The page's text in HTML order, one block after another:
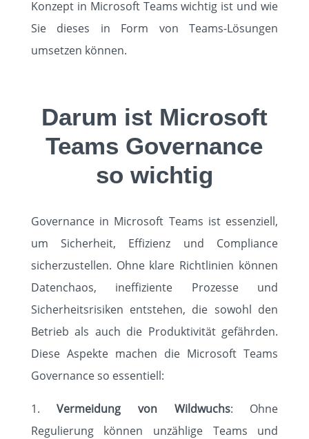
SOLUTIONS
ABOUT
KUNDEN
EVENTS
KARRIERE
KNOWLEDGE
Konzept in Microsoft Teams wichtig ist und wie
Sie dieses in Form von Teams-Lösungen
umsetzen können.
Darum ist Microsoft
Teams Governance
so wichtig
Governance in Microsoft Teams ist essenziell,
um Sicherheit, Effizienz und Compliance
sicherzustellen. Ohne klare Richtlinien können
Datenchaos, ineffiziente Prozesse und
Sicherheitsrisiken entstehen, die sowohl den
Betrieb als auch die Produktivität gefährden.
Diese Aspekte machen die Microsoft Teams
Governance so essentiell:
Vermeidung von Wildwuchs: Ohne
Regulierung können unzählige Teams und